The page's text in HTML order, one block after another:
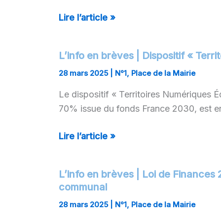
–
–
la
Vienne
Lire l’article »
L’info en brèves | Dispositif «
28 mars 2025 N°1, Place de la Mairie
Le dispositif « Territoires Numériques
70% issue du fonds France 2030, est
L’info
en
|
Dispositif
Numériques
–
Une
Lire l’article »
L’info en brèves | Loi de
communal
28 mars 2025 N°1, Place de la Mairie
L’info
en
brèves